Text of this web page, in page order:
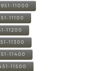
11000
11100
11200
11300
11400
11500